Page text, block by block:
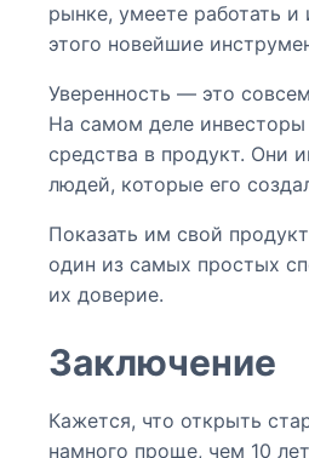
рынке, умеете работать и
этого новейшие
Уверенность — это
На самом деле
средства в продукт. Они
людей, которые его
Показать им свой
один из самых простых
их доверие.
Заключение
Кажется, что открыть
намного проще, чем 10